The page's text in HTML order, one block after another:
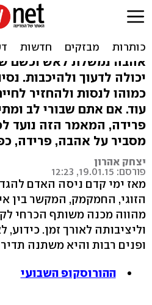
לב שבור:
אהבה נמשלת לאש וכשם
יכולה לדעוך ולהיכבות.
כמוהו לנסות ולהחזיר
עוד. אם אתם שבורי לב
פרידה, המאמר הזה נועד
מסביר על אהבה, פרידה,
יצחק אהרון
פורסם: 19.01.15, 12:23
מאז ימי קדם ניסה האדם
הזוגי, החמקמק, המקשר בין
מהווה מכנה משותף הכרחי
וליציבותה לאורך זמן.
ופנים רבות והיא משתנה תדיר
ההורוסקופ השבועי